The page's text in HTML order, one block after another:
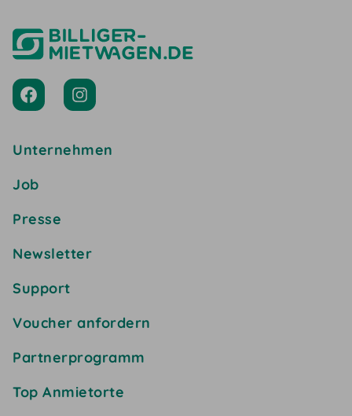
Unternehmen
Job
Presse
Newsletter
Support
Voucher anfordern
Partnerprogramm
Top Anmietorte